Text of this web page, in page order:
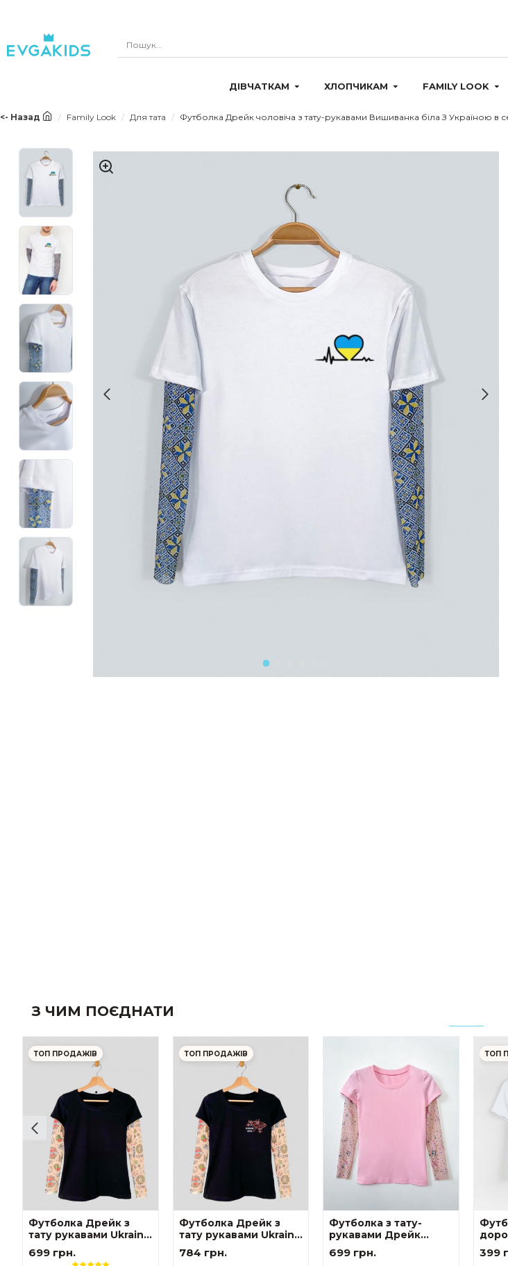
ДІВЧАТКАМ ХЛОПЧИКАМ FAMILY LOOK
<- Назад Family Look Для тата Футболка Дрейк чоловіча з тату-рукавами Вишиванка біла З Україною в
З ЧИМ ПОЄДНАТИ
ТОП ПРОДАЖІВ
Футболка Дрейк з
тату рукавами Ukraine
жіноча
699 грн.
ТОП ПРОДАЖІВ
Футболка Дрейк з
тату рукавами Ukraine
жіноча Українські
мотиви червоно-білі
784 грн.
Футболка з тату-
рукавами Дрейк
Сакура жіноча
699 грн.
ТОП
399